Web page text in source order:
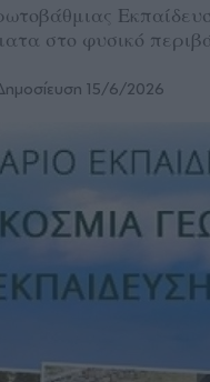
στο φυσικό
15/6/2026